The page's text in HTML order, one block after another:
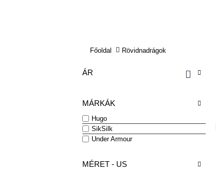
Főoldal Rövidnadrágok
ÁR
MÁRKÁK
Hugo
SikSilk
Under Armour
MÉRET - US